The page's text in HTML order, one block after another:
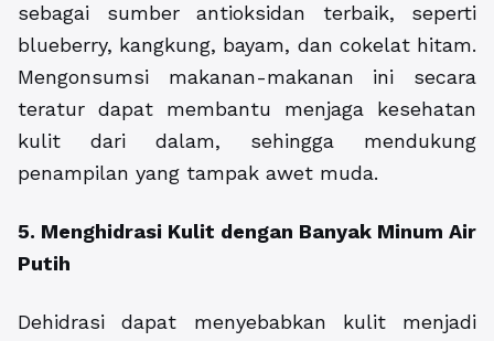
sebagai sumber antioksidan terbaik, seperti
blueberry, kangkung, bayam, dan cokelat hitam.
Mengonsumsi makanan-makanan ini secara
teratur dapat membantu menjaga kesehatan
kulit dari dalam, sehingga mendukung
penampilan yang tampak awet muda.
5. Menghidrasi Kulit dengan Banyak Minum Air
Putih
Dehidrasi dapat menyebabkan kulit menjadi